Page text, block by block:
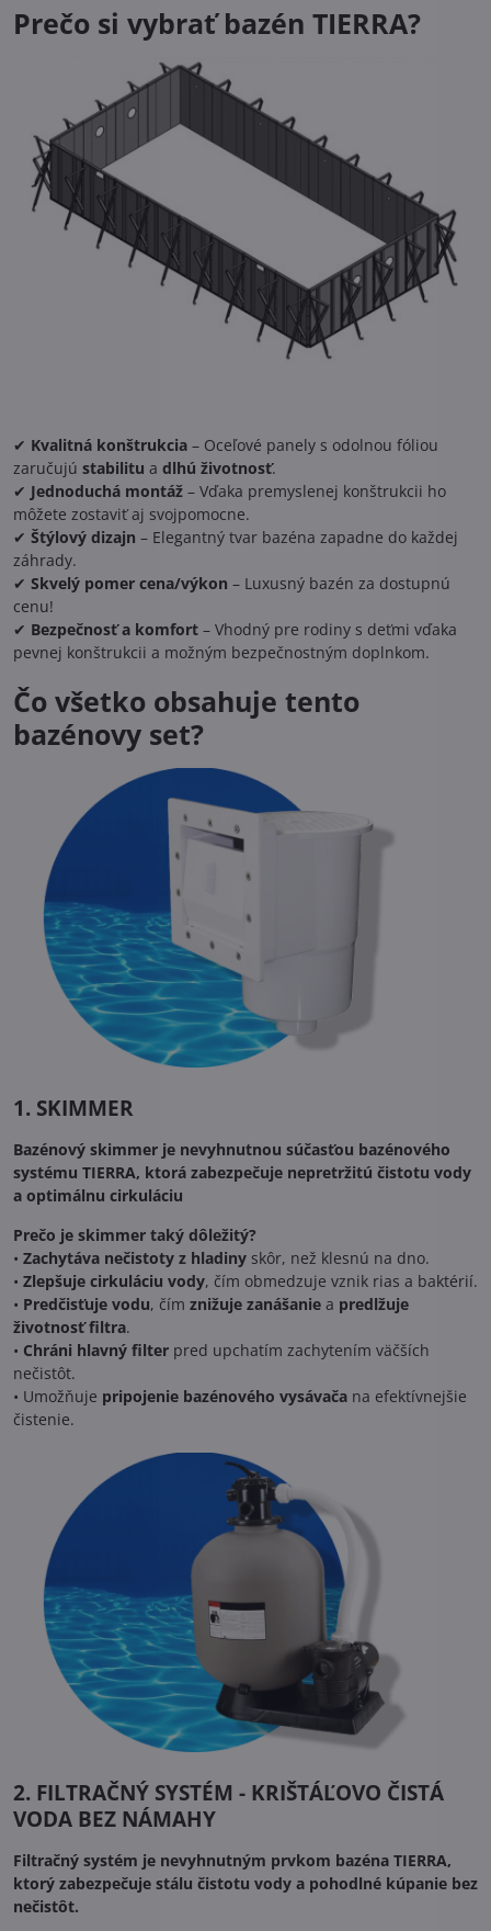
Prečo si vybrať bazén TIERRA?
✔ Kvalitná konštrukcia – Oceľové panely s odolnou fóliou
zaručujú stabilitu a dlhú životnosť.
✔ Jednoduchá montáž – Vďaka premyslenej konštrukcii ho
môžete zostaviť aj svojpomocne.
✔ Štýlový dizajn – Elegantný tvar bazéna zapadne do každej
záhrady.
✔ Skvelý pomer cena/výkon – Luxusný bazén za dostupnú
cenu!
✔ Bezpečnosť a komfort – Vhodný pre rodiny s deťmi vďaka
pevnej konštrukcii a možným bezpečnostným doplnkom.
Čo všetko obsahuje tento
bazénovy set?
1. SKIMMER
Bazénový skimmer je nevyhnutnou súčasťou bazénového
systému TIERRA, ktorá zabezpečuje nepretržitú čistotu vody
a optimálnu cirkuláciu
Prečo je skimmer taký dôležitý?
• Zachytáva nečistoty z hladiny skôr, než klesnú na dno.
• Zlepšuje cirkuláciu vody, čím obmedzuje vznik rias a baktérií.
• Predčisťuje vodu, čím znižuje zanášanie a predlžuje
životnosť filtra.
• Chráni hlavný filter pred upchatím zachytením väčších
nečistôt.
• Umožňuje pripojenie bazénového vysávača na efektívnejšie
čistenie.
2. FILTRAČNÝ SYSTÉM - KRIŠTÁĽOVO ČISTÁ
VODA BEZ NÁMAHY
Filtračný systém je nevyhnutným prvkom bazéna TIERRA,
ktorý zabezpečuje stálu čistotu vody a pohodlné kúpanie bez
nečistôt.